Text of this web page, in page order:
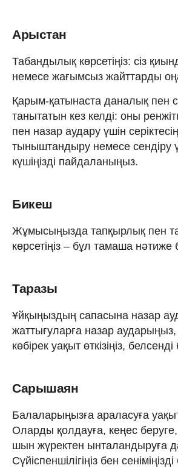
Арыстан
Табандылық көрсетіңіз: сіз
немесе жағымсыз жайттарды
Қарым-қатынаста даналық пен
танытатын кез келді: оны
пен назар аудару үшін
тыныштандыру немесе сендіру
күшіңізді пайдаланыңыз.
Бикеш
Жұмысыңызда тапқырлық пен
көрсетіңіз – бұл тамаша нәтиже
Таразы
Ұйқыңыздың сапасына назар
жаттығуларға назар аударыңыз,
көбірек уақыт өткізіңіз,
Сарышаян
Балаларыңызға араласуға уақыт
Оларды қолдауға, кеңес
шын жүректен ынталандыруға
Сүйіспеншілігіңіз бен сеніміңізді